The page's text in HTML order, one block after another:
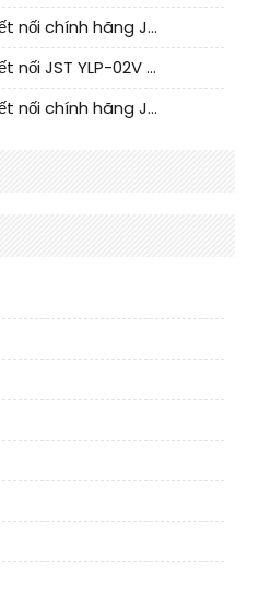
JST kết nối - cung cấp kết nối chính hãng JST GHR-07V-S | sản phẩm thay thế
JST kết nối - cung cấp kết nối JST YLP-02V chính hãng | sản phẩm thay thế
JST kết nối - cung cấp kết nối chính hãng JST PNIRP-06V-S | sản phẩm thay thế